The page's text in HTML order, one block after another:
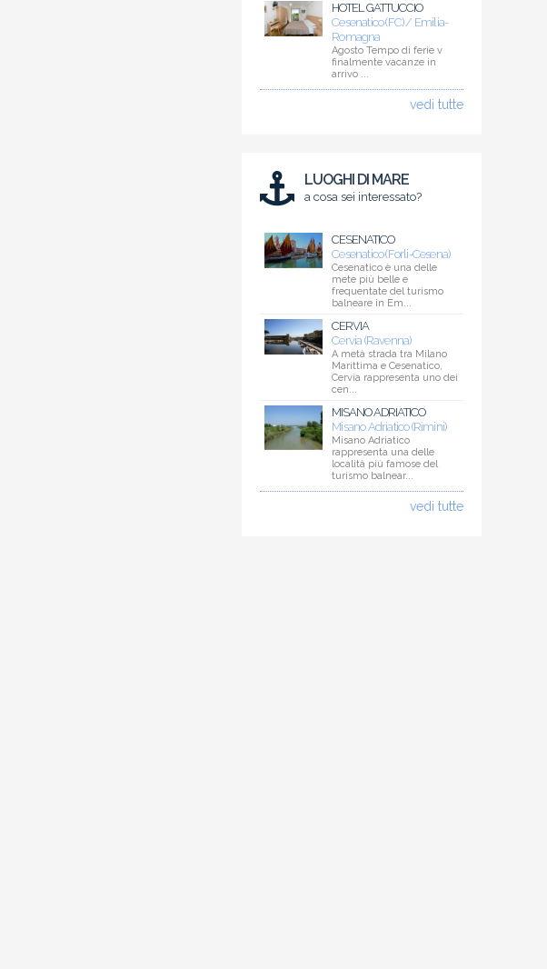
HOTEL GATTUCCIO
Cesenatico (FC) / Emilia-
Romagna
Agosto Tempo di ferie v
finalmente vacanze in
arrivo ...
vedi tutte
LUOGHI DI MARE
a cosa sei interessato?
CESENATICO
Cesenatico (Forli-Cesena)
Cesenatico è una delle
mete più belle e
frequentate del turismo
balneare in Em...
CERVIA
Cervia (Ravenna)
A metà strada tra Milano
Marittima e Cesenatico,
Cervia rappresenta uno dei
cen...
MISANO ADRIATICO
Misano Adriatico (Rimini)
Misano Adriatico
rappresenta una delle
località più famose del
turismo balnear...
vedi tutte